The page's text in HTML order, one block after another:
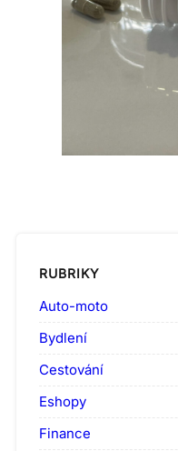
RUBRIKY
Auto-moto
Bydlení
Cestování
Eshopy
Finance